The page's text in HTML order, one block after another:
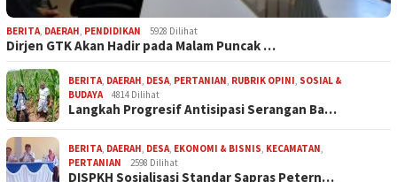
BERITA, DAERAH, PENDIDIKAN 5928 Dilihat
Dirjen GTK Akan Hadir pada Malam Puncak …
BERITA, DAERAH, DESA, PERTANIAN, RUBRIK OPINI, SOSIAL &
BUDAYA
4814 Dilihat
Langkah Progresif Antisipasi Serangan Ba…
BERITA, DAERAH, DESA, EKONOMI & BISNIS, KECAMATAN,
PERTANIAN
2598 Dilihat
DISPKH Sosialisasi Standar Sapras Petern…